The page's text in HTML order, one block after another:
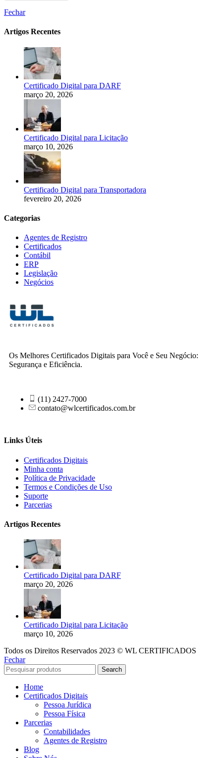
Fechar
Artigos Recentes
Certificado Digital para DARF
março 20, 2026
Certificado Digital para Licitação
março 10, 2026
Certificado Digital para Transportadora
fevereiro 20, 2026
Categorias
Agentes de Registro
Certificados
Contábil
ERP
Legislação
Negócios
Os Melhores Certificados Digitais para Você e Seu Negócio:
Segurança e Eficiência.
(11) 2427-7000
contato@wlcertificados.com.br
Links Úteis
Certificados Digitais
Minha conta
Política de Privacidade
Termos e Condições de Uso
Suporte
Parcerias
Artigos Recentes
Certificado Digital para DARF
março 20, 2026
Certificado Digital para Licitação
março 10, 2026
Todos os Direitos Reservados 2023 © WL CERTIFICADOS
Fechar
Search
Home
Certificados Digitais
Pessoa Jurídica
Pessoa Física
Parcerias
Contabilidades
Agentes de Registro
Blog